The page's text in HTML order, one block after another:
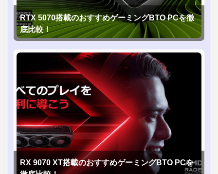
RTX 5070搭載のおすすめゲーミングBTO PCを徹
底比較！
RX 9070 XT搭載のおすすめゲーミングBTO PCを